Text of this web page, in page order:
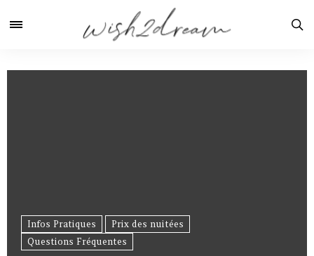
Infos Pratiques
Prix des nuitées
Questions Fréquentes